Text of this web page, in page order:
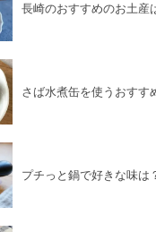
長崎のおすすめのお土産
さば水煮缶を使うおすす
プチっと鍋で好きな味は